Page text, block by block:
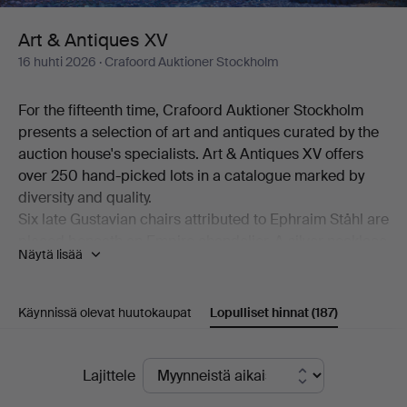
Art & Antiques XV
16 huhti 2026 · Crafoord Auktioner Stockholm
For the fifteenth time, Crafoord Auktioner Stockholm
presents a selection of art and antiques curated by the
auction house's specialists. Art & Antiques XV offers
over 250 hand-picked lots in a catalogue marked by
diversity and quality.
Six late Gustavian chairs attributed to Ephraim Ståhl are
made by Anders Arvidsson Castman in Eksjö in 1793
Madrid's starting eleven from 1966. And on the
bookshelf stands a copy of C L Grubb's substantial
century. Add to this a wealth of beautiful objects,
including a mahogany chiffonier by Carl Hendric Blom,
Näytä lisää
Käynnissä olevat huutokaupat Lopulliset hinnat(187)
LopullisetLajittele